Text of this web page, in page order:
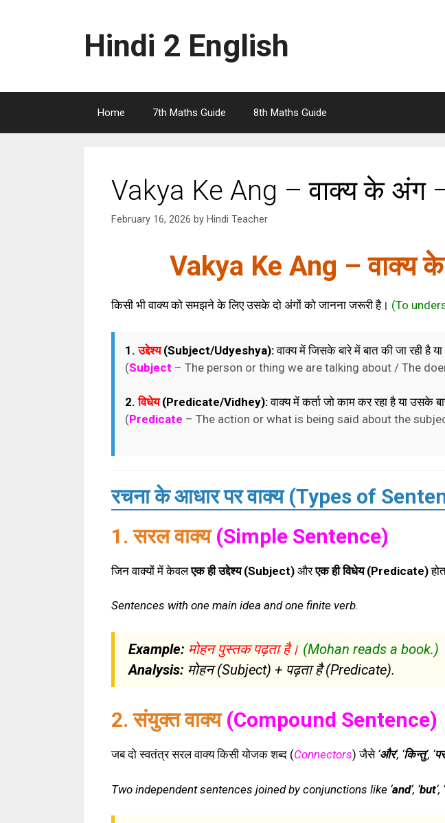
Hindi 2 English
Home 7th Maths Guide 8th Maths Guide
Vakya Ke Ang – वाक्य के अंग
February 16, 2026 by Hindi Teacher
Vakya Ke Ang – वाक्य
किसी भी वाक्य को समझने के लिए उसके दो अंगों को जानना जरूरी है। (To
1.उद्देश्य(Subject/Udyeshya):वाक्य में जिसके बारे में बात की जा रही है
(Subject – The person or thing we are talking about / The
2.विधेय(Predicate/Vidhey):वाक्य में कर्ता जो काम कर रहा है या उसके
(Predicate – The action or what is being said about the
रचना के आधार पर वाक्य (Types of
1. सरल वाक्य (Simple Sentence)
जिन वाक्यों में केवलएक ही उद्देश्य (Subject) औरएक ही विधेय (Predicate)
Sentences with one main idea and one finite verb.
Example: मोहन पुस्तक पढ़ता है। (Mohan reads a book.)
Analysis: मोहन (Subject) + पढ़ता है (Predicate).
2. संयुक्त वाक्य (Compound Sentence)
जब दो स्वतंत्र सरल वाक्य किसी योजक शब्द (Connectors) जैसे ‘और‘, ‘किन्तु‘, ‘
Two independent sentences joined by conjunctions like ‘and‘, ‘but‘, ‘